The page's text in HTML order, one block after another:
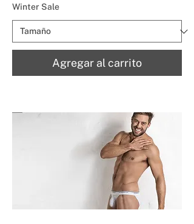
Winter Sale
Agregar al carrito